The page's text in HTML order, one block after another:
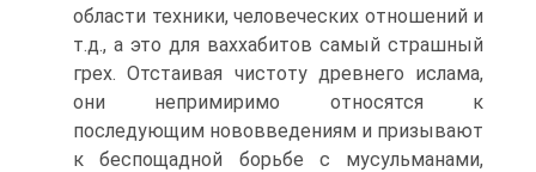
области техники, человеческих отношений и
т.д., а это для ваххабитов самый страшный
грех. Отстаивая чистоту древнего ислама,
они непримиримо относятся к
последующим нововведениям и призывают
к беспощадной борьбе с мусульманами,